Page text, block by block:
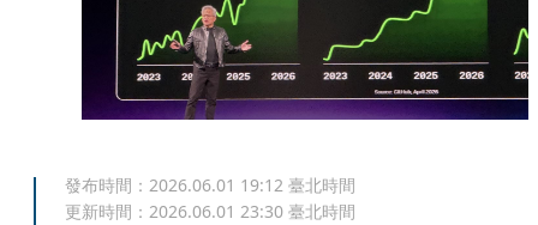
發布時間： 2026.06.01 19:12 臺北時間
更新時間： 2026.06.01 23:30 臺北時間